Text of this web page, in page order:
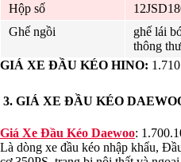
Hộp số
Ghế ngồi
ghế lái
thông
GIÁ XE ĐẦU KÉO HINO:
3. GIÁ XE ĐẦU KÉO
Giá Xe Đầu Kéo Daewoo:
Là dòng xe đầu kéo nhập khẩu,